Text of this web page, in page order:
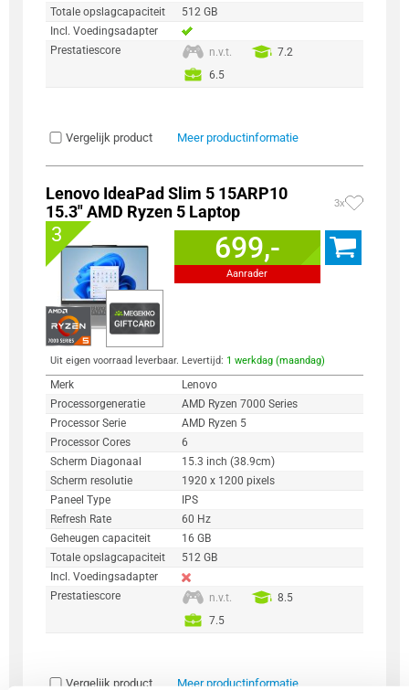
Totale opslagcapaciteit
512 GB
Incl. Voedingsadapter
Prestatiescore
n.v.t.
7.2
6.5
Vergelijk product Meer productinformatie
Lenovo IdeaPad Slim 5 15ARP10
15.3" AMD Ryzen 5 Laptop
3x
3 699,-
Aanrader
Uit eigen voorraad leverbaar. Levertijd: 1 werkdag (maandag)
Merk
Lenovo
Processorgeneratie
AMD Ryzen 7000 Series
Processor Serie
AMD Ryzen 5
Processor Cores
6
Scherm Diagonaal
15.3 inch (38.9cm)
Scherm resolutie
1920 x 1200 pixels
Paneel Type
IPS
Refresh Rate
60 Hz
Geheugen capaciteit
16 GB
Totale opslagcapaciteit
512 GB
Incl. Voedingsadapter
Prestatiescore
n.v.t.
8.5
7.5
Vergelijk product Meer productinformatie